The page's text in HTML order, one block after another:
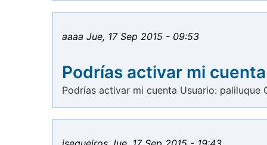
aaaa Jue, 17 Sep 2015 - 09:53
Podrías activar mi cuenta
Podrías activar mi cuenta Usuario: paliluque